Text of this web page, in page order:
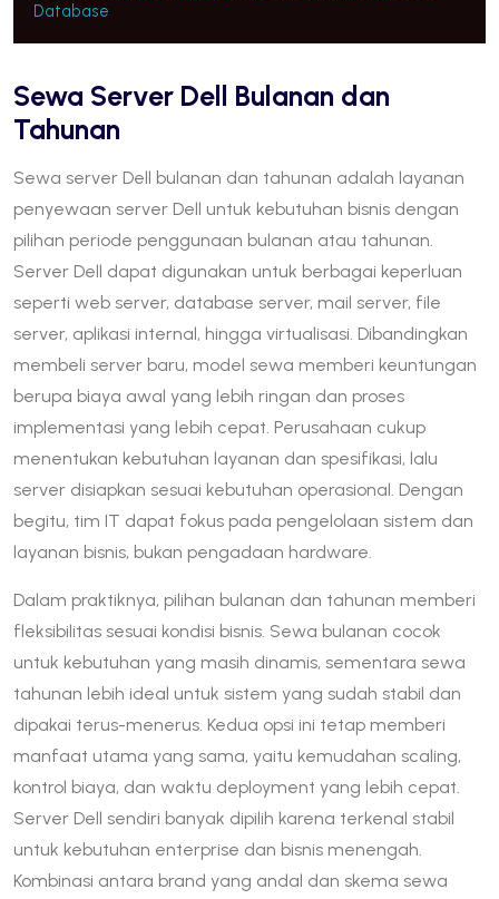
Database
Sewa Server Dell Bulanan dan
Tahunan
Sewa server Dell bulanan dan tahunan adalah layanan
penyewaan server Dell untuk kebutuhan bisnis dengan
pilihan periode penggunaan bulanan atau tahunan.
Server Dell dapat digunakan untuk berbagai keperluan
seperti web server, database server, mail server, file
server, aplikasi internal, hingga virtualisasi. Dibandingkan
membeli server baru, model sewa memberi keuntungan
berupa biaya awal yang lebih ringan dan proses
implementasi yang lebih cepat. Perusahaan cukup
menentukan kebutuhan layanan dan spesifikasi, lalu
server disiapkan sesuai kebutuhan operasional. Dengan
begitu, tim IT dapat fokus pada pengelolaan sistem dan
layanan bisnis, bukan pengadaan hardware.
Dalam praktiknya, pilihan bulanan dan tahunan memberi
fleksibilitas sesuai kondisi bisnis. Sewa bulanan cocok
untuk kebutuhan yang masih dinamis, sementara sewa
tahunan lebih ideal untuk sistem yang sudah stabil dan
dipakai terus-menerus. Kedua opsi ini tetap memberi
manfaat utama yang sama, yaitu kemudahan scaling,
kontrol biaya, dan waktu deployment yang lebih cepat.
Server Dell sendiri banyak dipilih karena terkenal stabil
untuk kebutuhan enterprise dan bisnis menengah.
Kombinasi antara brand yang andal dan skema sewa